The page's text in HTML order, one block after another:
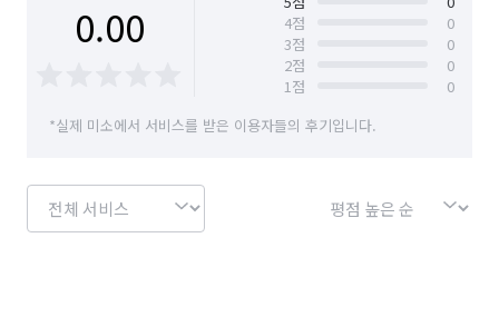
0.00
4점
0
3점
0
2점
0
1점
0
*실제 미소에서 서비스를 받은 이용자들의 후기입니다.